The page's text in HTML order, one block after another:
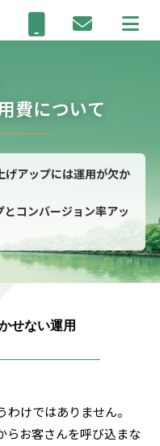
費について
げアップには運用が欠か
コンバージョン率アッ
せない運用
けではありません。
らお客さんを呼び込まな